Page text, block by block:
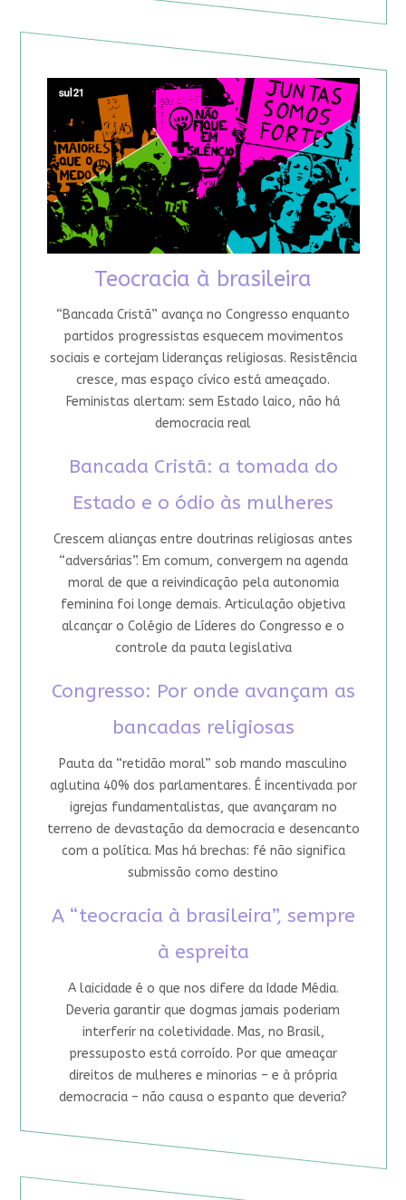
Teocracia à brasileira
“Bancada Cristã” avança no Congresso enquanto
partidos progressistas esquecem movimentos
sociais e cortejam lideranças religiosas. Resistência
cresce, mas espaço cívico está ameaçado.
Feministas alertam: sem Estado laico, não há
democracia real
Bancada Cristã: a tomada do
Estado e o ódio às mulheres
Crescem alianças entre doutrinas religiosas antes
“adversárias”. Em comum, convergem na agenda
moral de que a reivindicação pela autonomia
feminina foi longe demais. Articulação objetiva
alcançar o Colégio de Líderes do Congresso e o
controle da pauta legislativa
Congresso: Por onde avançam as
bancadas religiosas
Pauta da “retidão moral” sob mando masculino
aglutina 40% dos parlamentares. É incentivada por
igrejas fundamentalistas, que avançaram no
terreno de devastação da democracia e desencanto
com a política. Mas há brechas: fé não significa
submissão como destino
A “teocracia à brasileira”, sempre
à espreita
A laicidade é o que nos difere da Idade Média.
Deveria garantir que dogmas jamais poderiam
interferir na coletividade. Mas, no Brasil,
pressuposto está corroído. Por que ameaçar
direitos de mulheres e minorias – e à própria
democracia – não causa o espanto que deveria?